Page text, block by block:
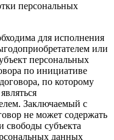
персональных
для исполнения
или
персональных
по инициативе
по которому
Заключаемый с
не может содержать
свободы субъекта
данных